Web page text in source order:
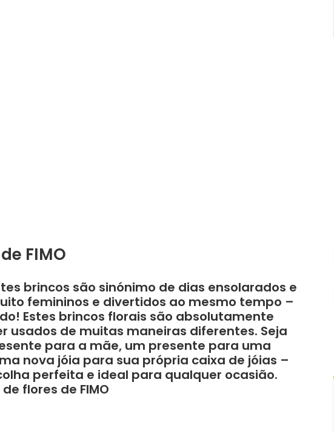
FIMO
brincos são sinónimo de dias ensolarados e
femininos e divertidos ao mesmo tempo –
Estes brincos florais são absolutamente
usados ​​de muitas maneiras diferentes. Seja
para a mãe, um presente para uma
nova jóia para sua própria caixa de jóias –
perfeita e ideal para qualquer ocasião.
flores de FIMO